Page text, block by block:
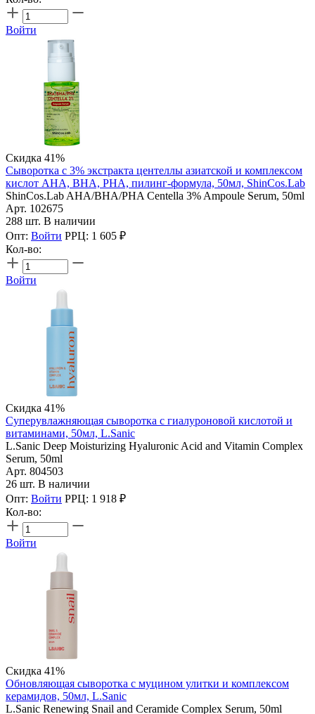
Войти
Скидка 41%
Сыворотка с 3% экстракта центеллы азиатской и комплексом
кислот AHA, BHA, PHA, пилинг-формула, 50мл, ShinCos.Lab
ShinCos.Lab AHA/BHA/PHA Centella 3% Ampoule Serum, 50ml
Арт. 102675
288 шт. В наличии
Опт: Войти РРЦ: 1 605 ₽
Кол-во:
Войти
Скидка 41%
Суперувлажняющая сыворотка с гиалуроновой кислотой и
витаминами, 50мл, L.Sanic
L.Sanic Deep Moisturizing Hyaluronic Acid and Vitamin Complex
Serum, 50ml
Арт. 804503
26 шт. В наличии
Опт: Войти РРЦ: 1 918 ₽
Кол-во:
Войти
Скидка 41%
Обновляющая сыворотка с муцином улитки и комплексом
керамидов, 50мл, L.Sanic
L.Sanic Renewing Snail and Ceramide Complex Serum, 50ml